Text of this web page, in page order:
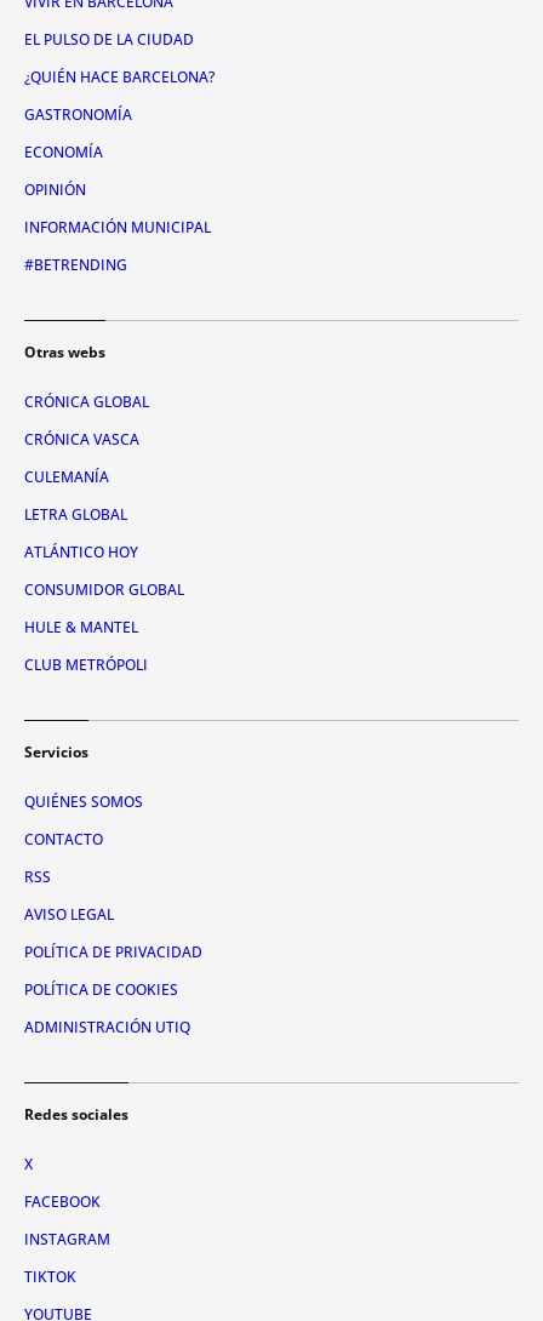
EL PULSO DE LA CIUDAD
¿QUIÉN HACE BARCELONA?
GASTRONOMÍA
ECONOMÍA
OPINIÓN
INFORMACIÓN MUNICIPAL
#BETRENDING
Otras webs
CRÓNICA GLOBAL
CRÓNICA VASCA
CULEMANÍA
LETRA GLOBAL
ATLÁNTICO HOY
CONSUMIDOR GLOBAL
HULE & MANTEL
CLUB METRÓPOLI
Servicios
QUIÉNES SOMOS
CONTACTO
RSS
AVISO LEGAL
POLÍTICA DE PRIVACIDAD
POLÍTICA DE COOKIES
ADMINISTRACIÓN UTIQ
Redes sociales
X
FACEBOOK
INSTAGRAM
TIKTOK
YOUTUBE